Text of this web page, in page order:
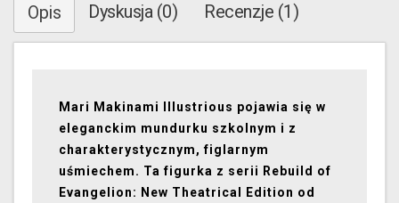
Opis Dyskusja (0) Recenzje (1)
Mari Makinami Illustrious pojawia się w
eleganckim mundurku szkolnym i z
charakterystycznym, figlarnym
uśmiechem. Ta figurka z serii Rebuild of
Evangelion: New Theatrical Edition od